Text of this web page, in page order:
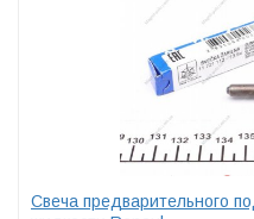
Свеча предварительного